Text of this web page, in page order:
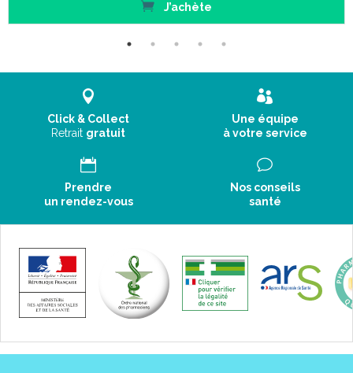
J’achète
Click & Collect
Retrait gratuit
Une équipe
à votre service
Prendre
un rendez-vous
Nos conseils
santé